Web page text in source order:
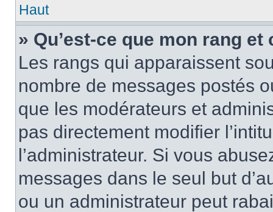
Haut
» Qu’est-ce que mon rang
Les rangs qui apparaissent
nombre de messages postés
que les modérateurs et
pas directement modifier
l’administrateur. Si vous
messages dans le seul but
ou un administrateur peut